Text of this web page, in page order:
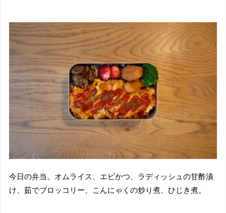
今日の弁当。オムライス、エビかつ、ラディッシュの甘酢漬
け、茹でブロッコリー、こんにゃくの炒り煮、ひじき煮。